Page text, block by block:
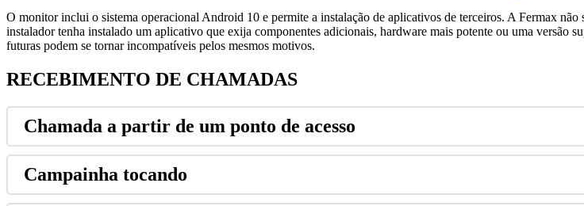
O monitor inclui o sistema operacional Android 10 e permite a instalação de aplicativos de terceiros. A Fermax não
instalador tenha instalado um aplicativo que exija componentes adicionais, hardware mais potente ou uma versão
futuras podem se tornar incompatíveis pelos mesmos motivos.
RECEBIMENTO DE CHAMADAS
Chamada a partir de um ponto de acesso
Campainha tocando